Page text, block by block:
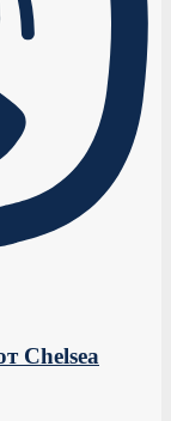
Chelsea